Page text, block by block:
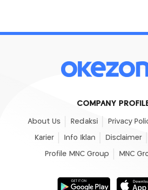
COMPANY
About Us Redaksi Privacy
Karier Info Iklan Disclaimer
Profile MNC Group MNC